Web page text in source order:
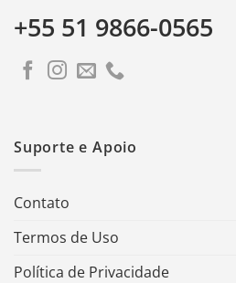
+55 51 9866-0565
Suporte e Apoio
Contato
Termos de Uso
Política de Privacidade